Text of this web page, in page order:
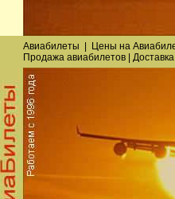
Авиабилеты Цены на
Продажа авиабилетов|